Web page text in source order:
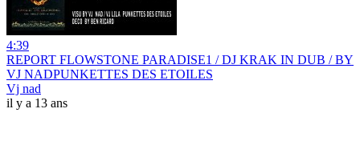
4:39
REPORT FLOWSTONE PARADISE1 / DJ KRAK IN DUB / BY
VJ NADPUNKETTES DES ETOILES
Vj nad
il y a 13 ans